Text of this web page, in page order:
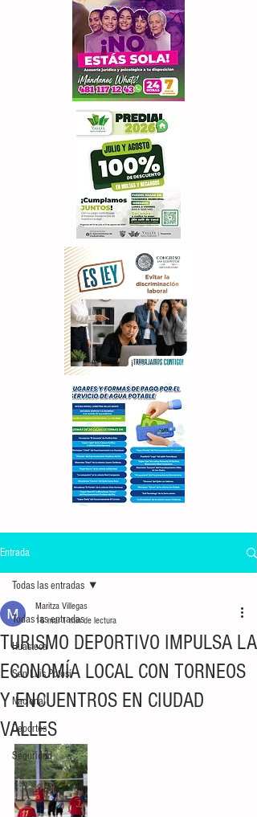
Entrada
Todas las entradas
Huasteca
San Luis Potosí
Nacional
Deportes
Seguridad
Todas las entradas
TURISMO DEPORTIVO IMPULSA LA
ECONOMÍA LOCAL CON TORNEOS
Y ENCUENTROS EN CIUDAD
VALLES
Maritza Villegas
16 mar1 min de lectura